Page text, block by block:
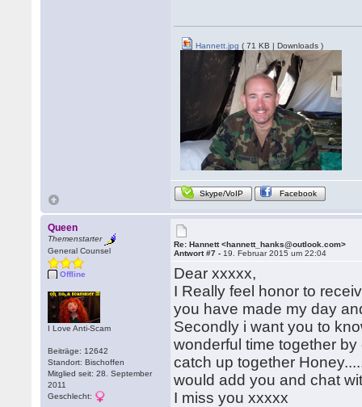
Hannett.jpg ( 71 KB | Downloads )
Skype/VoIP Facebook
Queen
Themenstarter
General Counsel
Offline
I Love Anti-Scam
Beiträge: 12642
Standort: Bischoffen
Mitglied seit: 28. September
2011
Geschlecht:
Re: Hannett <hannett_hanks@outlook.com>
Antwort #7 - 19. Februar 2015 um 22:04
Dear xxxxx,
I Really feel honor to
you have made my day
Secondly i want you to
wonderful time together
catch up together
would add you and chat
I miss you xxxxx